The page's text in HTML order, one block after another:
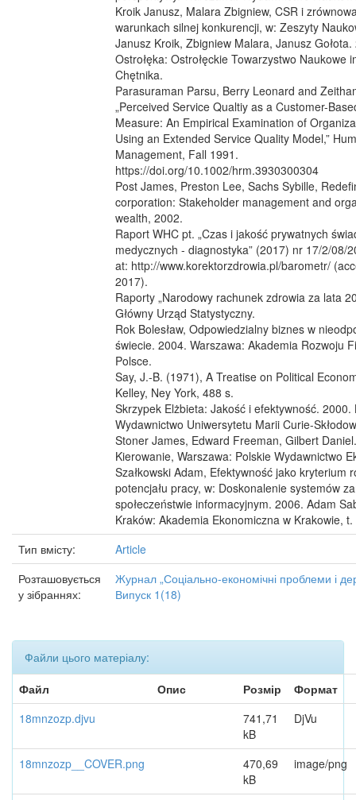
Kroik Janusz, Malara Zbigniew, CSR i
warunkach silnej konkurencji, w: Zeszyty
Janusz Kroik, Zbigniew Malara, Janusz Gołota.
Ostrołęka: Ostrołęckie Towarzystwo Naukowe
Chętnika.
Parasuraman Parsu, Berry Leonard and
„Perceived Service Qualtiy as a Customer-
Measure: An Empirical Examination of
Using an Extended Service Quality Model,”
Management, Fall 1991.
https://doi.org/10.1002/hrm.3930300304
Post James, Preston Lee, Sachs Sybille,
corporation: Stakeholder management and
wealth, 2002.
Raport WHC pt. „Czas i jakość prywatnych
medycznych - diagnostyka” (2017) nr 17/2/08/
at: http://www.korektorzdrowia.pl/barometr/
2017).
Raporty „Narodowy rachunek zdrowia za lata
Główny Urząd Statystyczny.
Rok Bolesław, Odpowiedzialny biznes w
świecie. 2004. Warszawa: Akademia Rozwoju
Polsce.
Say, J.-B. (1971), A Treatise on Political
Kelley, Ney York, 488 s.
Skrzypek Elżbieta: Jakość i efektywność. 2000.
Wydawnictwo Uniwersytetu Marii Curie-
Stoner James, Edward Freeman, Gilbert
Kierowanie, Warszawa: Polskie Wydawnictwo
Szałkowski Adam, Efektywność jako kryterium
potencjału pracy, w: Doskonalenie systemów
społeczeństwie informacyjnym. 2006. Adam
Kraków: Akademia Ekonomiczna w Krakowie, t.
Тип вмісту:
Article
Розташовується
у зібраннях:
Журнал „Соціально-економічні проблеми і
Випуск 1(18)
Файли цього матеріалу:
Файл
Опис Розмір
Формат
18mnzozp.djvu
741,71
kB
DjVu
18mnzozp__COVER.png
470,69
kB
image/png